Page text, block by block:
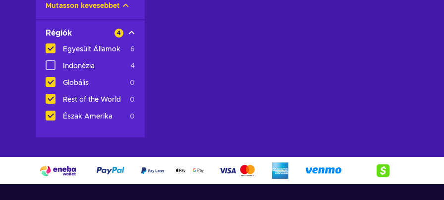
Mutasson kevesebbet
Régiók 4
Egyesült Államok 6
Indonézia 4
Globális 0
Rest of the World 0
Észak Amerika 0